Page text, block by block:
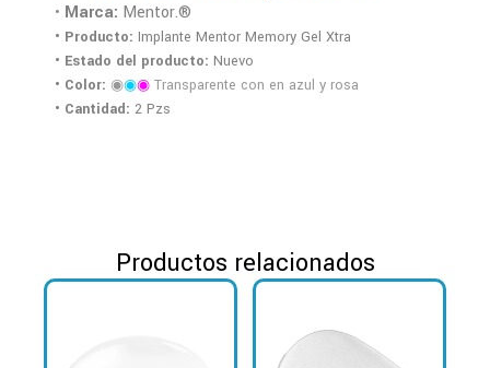
• Marca: Mentor.®
• Producto: Implante Mentor Memory Gel Xtra
• Estado del producto: Nuevo
• Color: ◉◉◉ Transparente con en azul y rosa
• Cantidad: 2 Pzs
Productos relacionados